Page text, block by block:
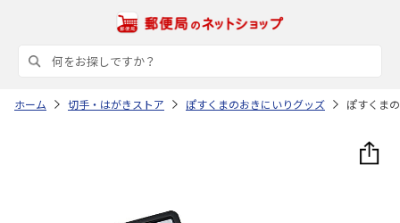
ホーム 切手・はがきストア ぽすくまのおきにいりグッズ ぽすくま